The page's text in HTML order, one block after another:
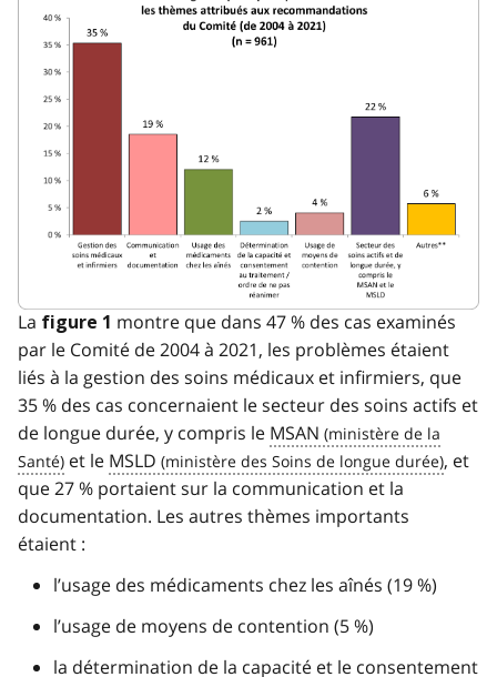
La figure 1 montre que dans 47 % des cas examinés
par le Comité de 2004 à 2021, les problèmes étaient
liés à la gestion des soins médicaux et infirmiers, que
35 % des cas concernaient le secteur des soins actifs et
de longue durée, y compris le MSAN
et le MSLD
, et
que 27 % portaient sur la communication et la
documentation. Les autres thèmes importants
étaient :
l’usage des médicaments chez les aînés (19 %)
l’usage de moyens de contention (5 %)
la détermination de la capacité et le consentement